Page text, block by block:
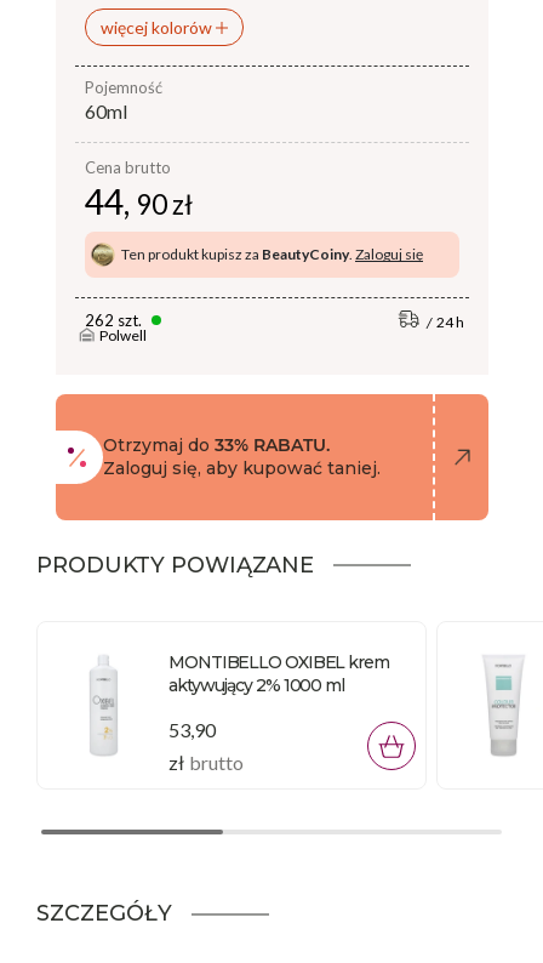
więcej kolorów
pojemność
60ml
Cena brutto
44, 90 zł
Ten produkt kupisz za BeautyCoiny. Zaloguj się
262 szt.
Polwell
24 h
Otrzymaj do 33% RABATU.
Zaloguj się, aby kupować taniej.
PRODUKTY POWIĄZANE
MONTIBELLO OXIBEL krem
aktywujący 2% 1000 ml
53,90
zł brutto
SZCZEGÓŁY